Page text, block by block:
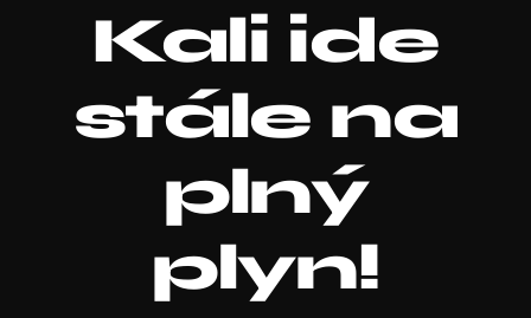
Kali ide
stále na
plný
plyn!